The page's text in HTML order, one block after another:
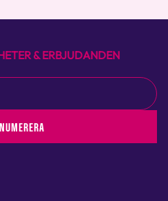
& ERBJUDANDEN